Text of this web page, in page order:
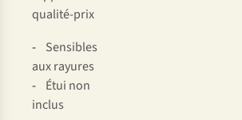
qualité-prix
- Sensibles
aux rayures
- Étui non
inclus